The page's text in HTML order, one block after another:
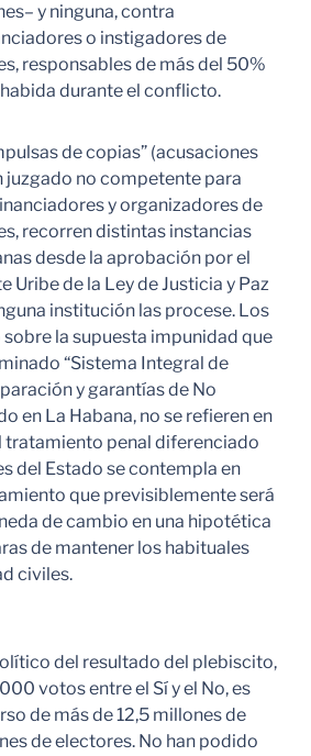
y ninguna, contra
o instigadores de
responsables de más del 50%
durante el conflicto.
de copias” (acusaciones
juzgado no competente para
y organizadores de
recorren distintas instancias
desde la aprobación por el
Uribe de la Ley de Justicia y Paz
institución las procese. Los
la supuesta impunidad que
“Sistema Integral de
y garantías de No
en La Habana, no se refieren en
tratamiento penal diferenciado
del Estado se contempla en
que previsiblemente será
de cambio en una hipotética
de mantener los habituales
civiles.
del resultado del plebiscito,
votos entre el Sí y el No, es
de más de 12,5 millones de
de electores. No han podido